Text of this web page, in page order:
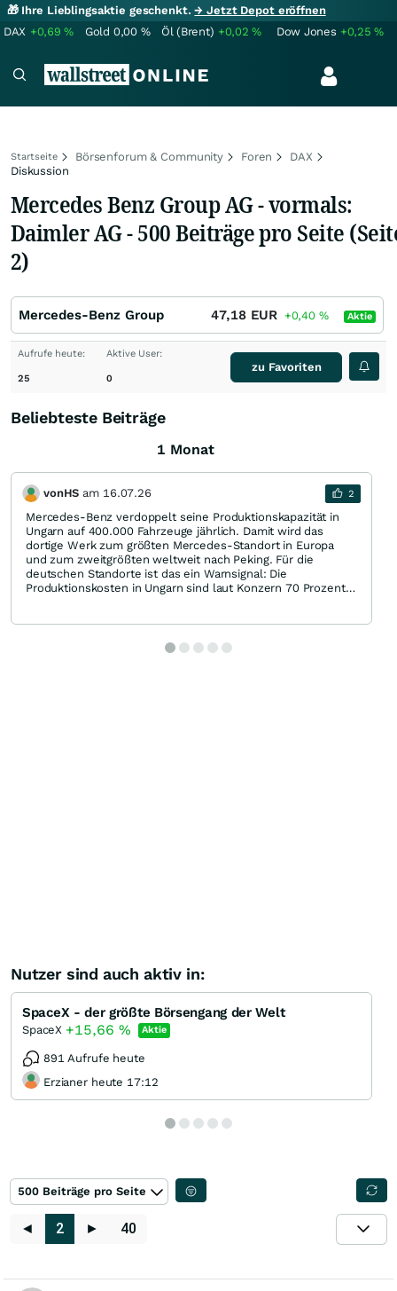
🎁 Ihre Lieblingsaktie geschenkt.→ Jetzt Depot eröffnen
DAX +0,69% Gold 0,00 % Öl (Brent) +0,02% Dow Jones +0,25%
Startseite Börsenforum & Community Foren
DAX
Diskussion
Mercedes Benz Group AG - vormals:
Daimler AG - 500 Beiträge pro Seite
2)
Mercedes-Benz Group 47,18 EUR +0,40 % Aktie
Aufrufe heute:
25
Aktive User:
0
zu Favoriten
Beliebteste Beiträge
1 Monat
vonHS am 16.07.26 2
Mercedes-Benz verdoppelt seine Produktionskapazität in
Ungarn auf 400.000 Fahrzeuge jährlich. Damit wird das
dortige Werk zum größten Mercedes-Standort in Europa
und zum zweitgrößten weltweit nach Peking. Für die
deutschen Standorte ist das ein Warnsignal: Die
Produktionskosten in Ungarn sind laut Konzern 70 Prozent
Nutzer sind auch aktiv in:
SpaceX - der größte Börsengang der Welt
SpaceX +15,66% Aktie
891 Aufrufe heute
Erzianer heute 17:12
500 Beiträge pro Seite
◄ 2 ► 40